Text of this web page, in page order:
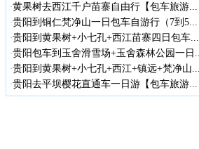
·黄果树去西江千户苗寨自由行【包车旅游...
·贵阳到铜仁梵净山一日包车自游行（7到5...
·贵阳到黄果树+小七孔+西江苗寨四日包车...
·贵阳包车到玉舍滑雪场+玉舍森林公园一日...
·贵阳到黄果树+小七孔+西江+镇远+梵净山...
·贵阳去平坝樱花直通车一日游【包车旅游...